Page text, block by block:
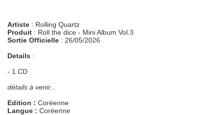
Artiste : Rolling Quartz
Produit : Roll the dice - Mini Album Vol.3
Sortie Officielle : 26/05/2026
Details :
- 1 CD
détails à venir...
Edition : Coréenne
Langue : Coréenne